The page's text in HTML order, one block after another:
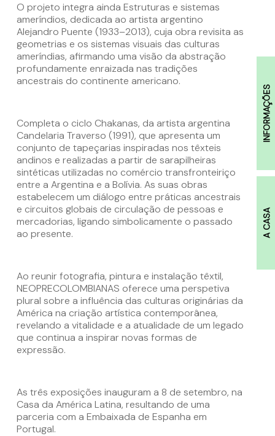
INFORMAÇÕES
A CASA
O projeto integra ainda Estruturas e sistemas
ameríndios, dedicada ao artista argentino
Alejandro Puente (1933–2013), cuja obra revisita as
geometrias e os sistemas visuais das culturas
ameríndias, afirmando uma visão da abstração
profundamente enraizada nas tradições
ancestrais do continente americano.
Completa o ciclo Chakanas, da artista argentina
Candelaria Traverso (1991), que apresenta um
conjunto de tapeçarias inspiradas nos têxteis
andinos e realizadas a partir de sarapilheiras
sintéticas utilizadas no comércio transfronteiriço
entre a Argentina e a Bolívia. As suas obras
estabelecem um diálogo entre práticas ancestrais
e circuitos globais de circulação de pessoas e
mercadorias, ligando simbolicamente o passado
ao presente.
Ao reunir fotografia, pintura e instalação têxtil,
NEOPRECOLOMBIANAS oferece uma perspetiva
plural sobre a influência das culturas originárias da
América na criação artística contemporânea,
revelando a vitalidade e a atualidade de um legado
que continua a inspirar novas formas de
expressão.
As três exposições inauguram a 8 de setembro, na
Casa da América Latina, resultando de uma
parceria com a Embaixada de Espanha em
Portugal.